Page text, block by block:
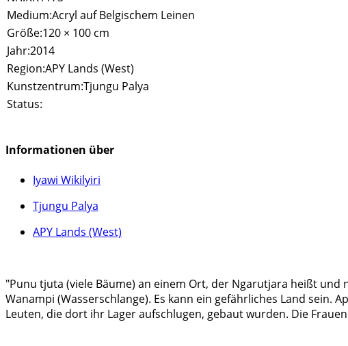
Medium:Acryl auf Belgischem Leinen
Größe:120 × 100 cm
Jahr:2014
Region:APY Lands (West)
Kunstzentrum:Tjungu Palya
Status:
Informationen über
Iyawi Wikilyiri
Tjungu Palya
APY Lands (West)
"Punu tjuta (viele Bäume) an einem Ort, der Ngarutjara heißt und
Wanampi (Wasserschlange). Es kann ein gefährliches Land sein.
Leuten, die dort ihr Lager aufschlugen, gebaut wurden. Die